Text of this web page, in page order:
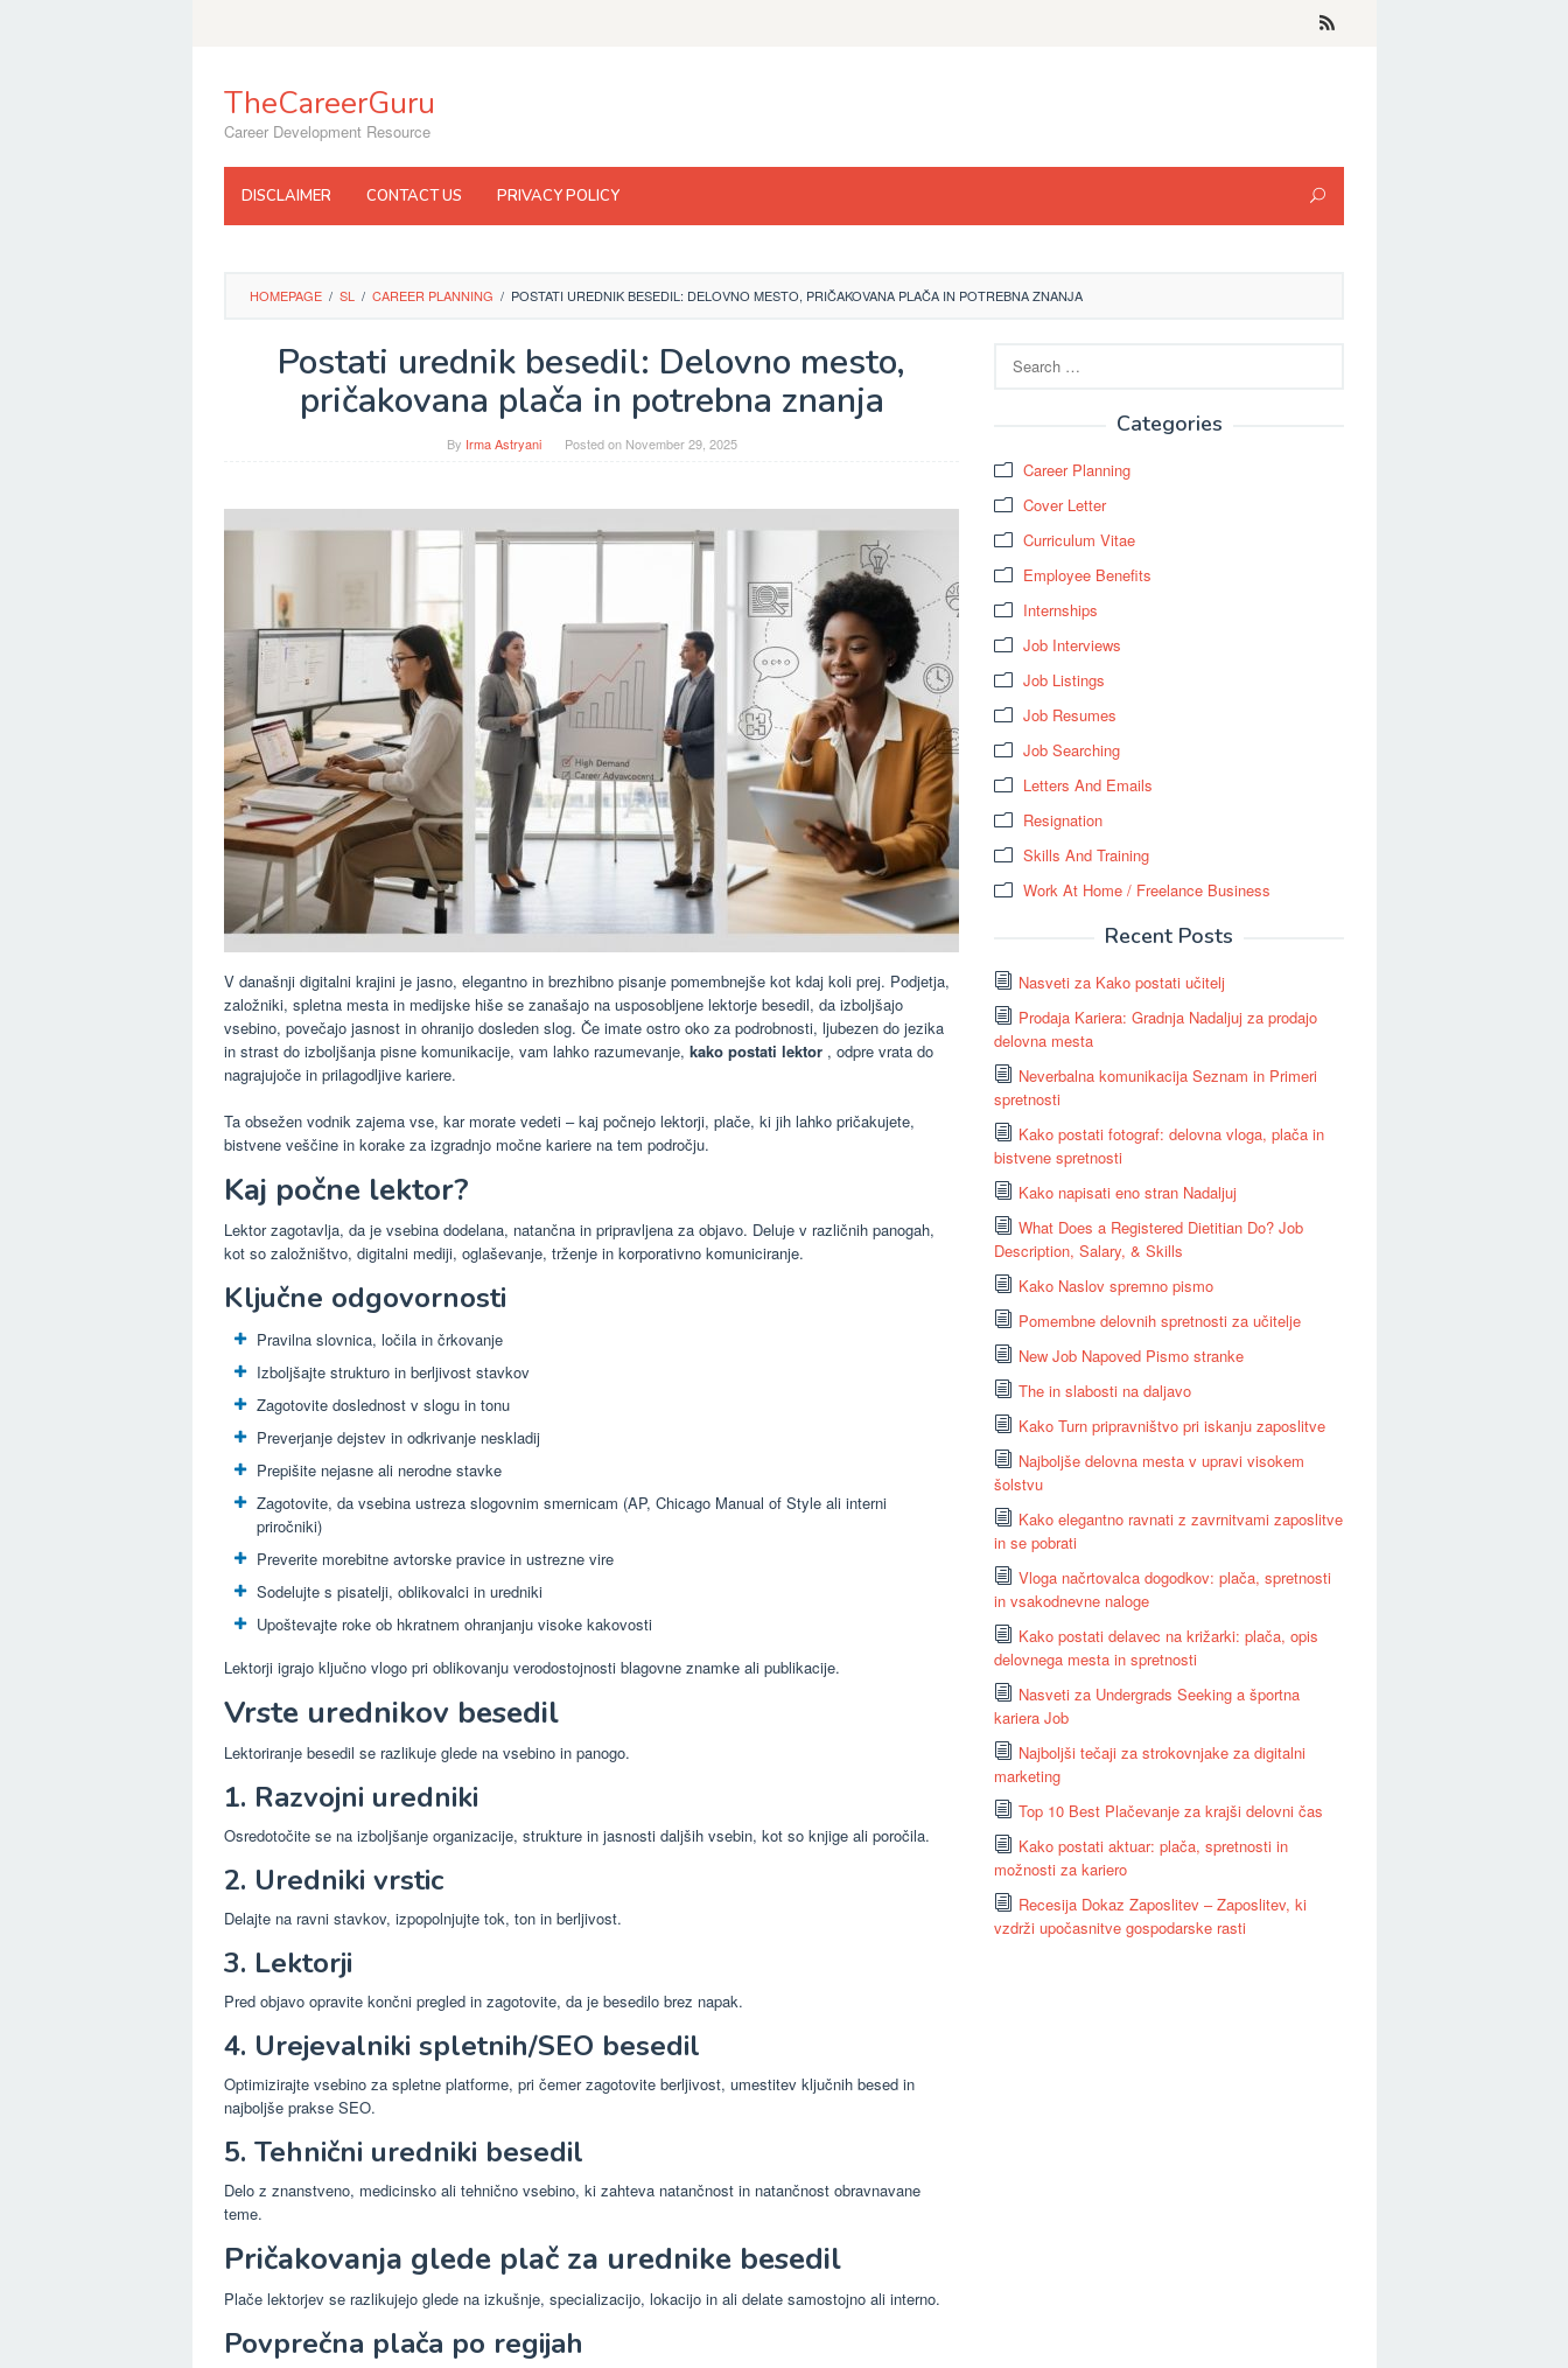
TheCareerGuru
Career Development Resource
DISCLAIMER CONTACT US PRIVACY POLICY
HOMEPAGE / SL / CAREER PLANNING / POSTATI UREDNIK BESEDIL: DELOVNO MESTO, PRIČAKOVANA PLAČA IN POTREBNA ZNANJA
Postati urednik besedil: Delovno mesto,
pričakovana plača in potrebna znanja
By Irma Astryani Posted on November 29, 2025
V današnji digitalni krajini je jasno, elegantno in brezhibno pisanje pomembnejše kot kdaj koli prej. Podjetja,
založniki, spletna mesta in medijske hiše se zanašajo na usposobljene lektorje besedil, da izboljšajo
vsebino, povečajo jasnost in ohranijo dosleden slog. Če imate ostro oko za podrobnosti, ljubezen do jezika
in strast do izboljšanja pisne komunikacije, vam lahko razumevanje, kako postati lektor , odpre vrata do
nagrajujoče in prilagodljive kariere.
Ta obsežen vodnik zajema vse, kar morate vedeti – kaj počnejo lektorji, plače, ki jih lahko pričakujete,
bistvene veščine in korake za izgradnjo močne kariere na tem področju.
Kaj počne lektor?
Lektor zagotavlja, da je vsebina dodelana, natančna in pripravljena za objavo. Deluje v različnih panogah,
kot so založništvo, digitalni mediji, oglaševanje, trženje in korporativno komuniciranje.
Ključne odgovornosti
Pravilna slovnica, ločila in črkovanje
Izboljšajte strukturo in berljivost stavkov
Zagotovite doslednost v slogu in tonu
Preverjanje dejstev in odkrivanje neskladij
Prepišite nejasne ali nerodne stavke
Zagotovite, da vsebina ustreza slogovnim smernicam (AP, Chicago Manual of Style ali interni
priročniki)
Preverite morebitne avtorske pravice in ustrezne vire
Sodelujte s pisatelji, oblikovalci in uredniki
Upoštevajte roke ob hkratnem ohranjanju visoke kakovosti
Lektorji igrajo ključno vlogo pri oblikovanju verodostojnosti blagovne znamke ali publikacije.
Vrste urednikov besedil
Lektoriranje besedil se razlikuje glede na vsebino in panogo.
1. Razvojni uredniki
Osredotočite se na izboljšanje organizacije, strukture in jasnosti daljših vsebin, kot so knjige ali poročila.
2. Uredniki vrstic
Delajte na ravni stavkov, izpopolnjujte tok, ton in berljivost.
3. Lektorji
Pred objavo opravite končni pregled in zagotovite, da je besedilo brez napak.
4. Urejevalniki spletnih/SEO besedil
Optimizirajte vsebino za spletne platforme, pri čemer zagotovite berljivost, umestitev ključnih besed in
najboljše prakse SEO.
5. Tehnični uredniki besedil
Delo z znanstveno, medicinsko ali tehnično vsebino, ki zahteva natančnost in natančnost obravnavane
teme.
Pričakovanja glede plač za urednike besedil
Plače lektorjev se razlikujejo glede na izkušnje, specializacijo, lokacijo in ali delate samostojno ali interno.
Povprečna plača po regijah
for:
Categories
Career Planning
Cover Letter
Curriculum Vitae
Employee Benefits
Internships
Job Interviews
Job Listings
Job Resumes
Job Searching
Letters And Emails
Resignation
Skills And Training
Work At Home / Freelance Business
Recent Posts
Nasveti za Kako postati učitelj
Prodaja Kariera: Gradnja Nadaljuj za prodajo
delovna mesta
Neverbalna komunikacija Seznam in Primeri
spretnosti
Kako postati fotograf: delovna vloga, plača in
bistvene spretnosti
Kako napisati eno stran Nadaljuj
What Does a Registered Dietitian Do? Job
Description, Salary, & Skills
Kako Naslov spremno pismo
Pomembne delovnih spretnosti za učitelje
New Job Napoved Pismo stranke
The in slabosti na daljavo
Kako Turn pripravništvo pri iskanju zaposlitve
Najboljše delovna mesta v upravi visokem
šolstvu
Kako elegantno ravnati z zavrnitvami zaposlitve
in se pobrati
Vloga načrtovalca dogodkov: plača, spretnosti
in vsakodnevne naloge
Kako postati delavec na križarki: plača, opis
delovnega mesta in spretnosti
Nasveti za Undergrads Seeking a športna
kariera Job
Najboljši tečaji za strokovnjake za digitalni
marketing
Top 10 Best Plačevanje za krajši delovni čas
Kako postati aktuar: plača, spretnosti in
možnosti za kariero
Recesija Dokaz Zaposlitev – Zaposlitev, ki
vzdrži upočasnitve gospodarske rasti